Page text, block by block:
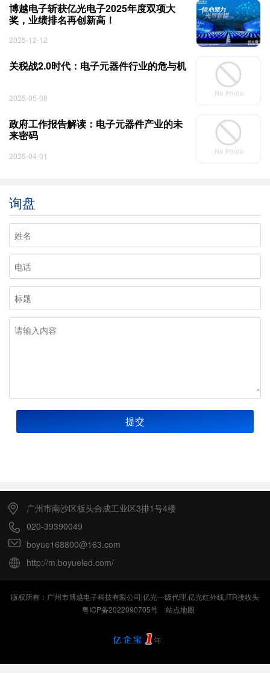
博越电子斩获亿光电子2025年度双项大
奖，业绩排名再创新高！
2025-12-12
关税战2.0时代：电子元器件行业的危与机
2025-05-08
政府工作报告解读：电子元器件产业的未
来密码
2025-04-01
询盘
提交
广州市南沙区板头合成工业区3排1号4楼
020-39390049
boyue168800@163.com
http://m.boyueled.com/
版权所有：广州市博越电子科技有限公司|亿光一级代理,亿光红外线,ITR接收头
粤ICP备2022090705号
站点地图